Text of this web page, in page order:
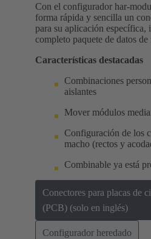
Con el configurador har-
forma rápida y sencilla un
para su aplicación específica,
completo paquete de datos
Características destacadas
Combinaciones
aislantes
Mover módulos
Configuración de los
macho (rectos y
Combinable ya está
Conectores para placas de
(PCB) (solo en inglés)
Configurador heredado